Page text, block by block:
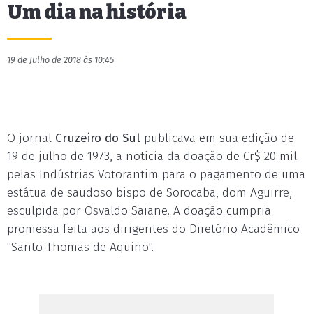
Um dia na história
19 de Julho de 2018 às 10:45
O jornal Cruzeiro do Sul publicava em sua edição de
19 de julho de 1973, a notícia da doação de Cr$ 20 mil
pelas Indústrias Votorantim para o pagamento de uma
estátua de saudoso bispo de Sorocaba, dom Aguirre,
esculpida por Osvaldo Saiane. A doação cumpria
promessa feita aos dirigentes do Diretório Acadêmico
"Santo Thomas de Aquino".